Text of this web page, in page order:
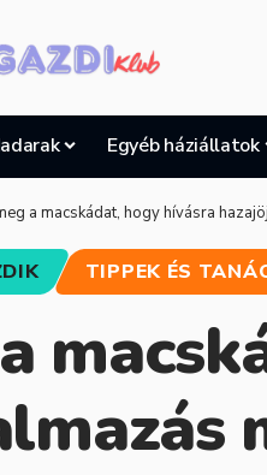
Egyéb háziállatok
a macskádat, hogy hívásra
TIPPEK ÉS